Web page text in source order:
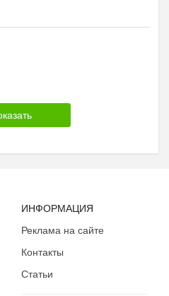
ИНФОРМАЦИЯ
Реклама на сайте
Контакты
Статьи